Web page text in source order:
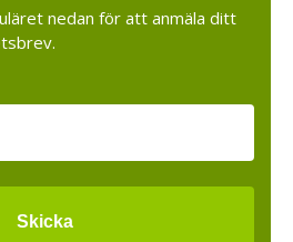
nedan för att anmäla ditt